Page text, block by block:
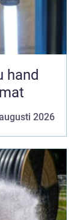
2026